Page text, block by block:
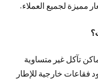
مميزة لجميع العملاء.
تآكل غير متساوية
فقاعات خارجية للإطار